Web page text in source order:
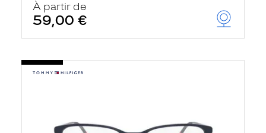
À partir de
59,00 €